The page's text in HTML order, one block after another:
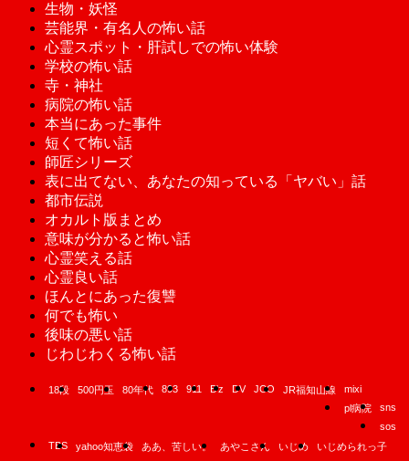
生物・妖怪
芸能界・有名人の怖い話
心霊スポット・肝試しでの怖い体験
学校の怖い話
寺・神社
病院の怖い話
本当にあった事件
短くて怖い話
師匠シリーズ
表に出てない、あなたの知っている「ヤバい」話
都市伝説
オカルト版まとめ
意味が分かると怖い話
心霊笑える話
心霊良い話
ほんとにあった復讐
何でも怖い
後味の悪い話
じわじわくる怖い話
18段 500円玉 80年代 893 911 B'z DV JCO JR福知山線
mixi
pl病院
sns
sos
TBS
yahoo知恵袋 ああ、苦しい。 あやこさん いじめ
いじめられっ子